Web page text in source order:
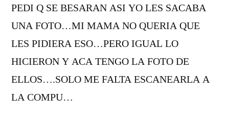
PEDI Q SE BESARAN ASI YO LES SACABA
UNA FOTO…MI MAMA NO QUERIA QUE
LES PIDIERA ESO…PERO IGUAL LO
HICIERON Y ACA TENGO LA FOTO DE
ELLOS….SOLO ME FALTA ESCANEARLA A
LA COMPU…